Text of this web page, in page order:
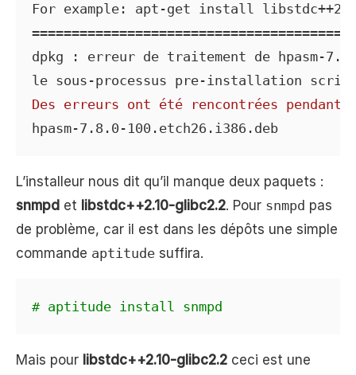
For example: apt-get install
dpkg : erreur de traitement de hpasm-
le sous-processus pre-installation
Des erreurs ont été rencontrées pendant
hpasm-7.8.0-100.etch26.i386.deb
L’installeur nous dit qu’il manque deux paquets :
snmpd et libstdc++2.10-glibc2.2. Pour snmpd pas
de problème, car il est dans les dépôts une simple
commande aptitude suffira.
# aptitude install snmpd
Mais pour libstdc++2.10-glibc2.2 ceci est une